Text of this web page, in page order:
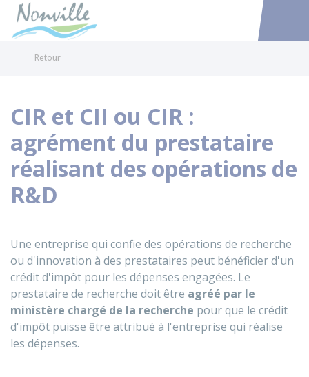
Accéder
Retour
CIR et CII ou CIR :
agrément du prestataire
réalisant des opérations de
R&D
Une entreprise qui confie des opérations de recherche
ou d'innovation à des prestataires peut bénéficier d'un
crédit d'impôt pour les dépenses engagées. Le
prestataire de recherche doit être agréé par le
ministère chargé de la recherche pour que le crédit
d'impôt puisse être attribué à l'entreprise qui réalise
les dépenses.